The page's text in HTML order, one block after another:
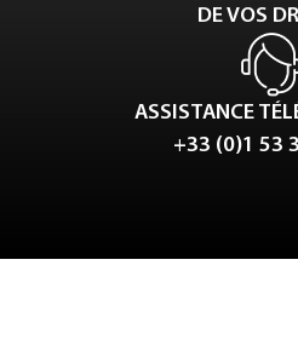
DE VOS
ASSISTANCE
+33 (0)1 53